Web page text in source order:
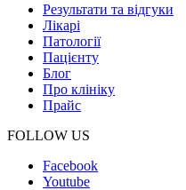
Результати та відгуки
Лікарі
Патології
Пацієнту
Блог
Про клініку
Прайс
FOLLOW US
Facebook
Youtube